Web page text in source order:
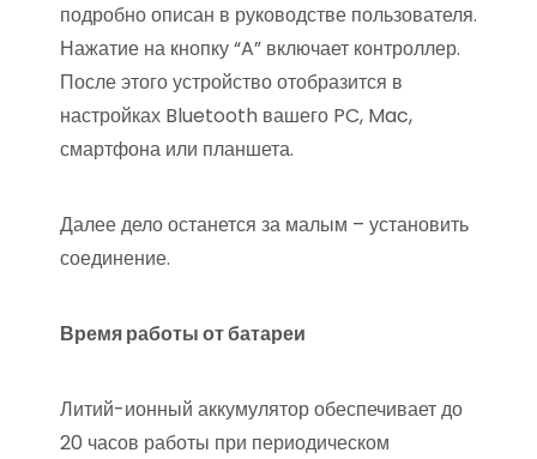
подробно описан в руководстве пользователя.
Нажатие на кнопку “A” включает контроллер.
После этого устройство отобразится в
настройках Bluetooth вашего PC, Mac,
смартфона или планшета.
Далее дело останется за малым – установить
соединение.
Время работы от батареи
Литий-ионный аккумулятор обеспечивает до
20 часов работы при периодическом